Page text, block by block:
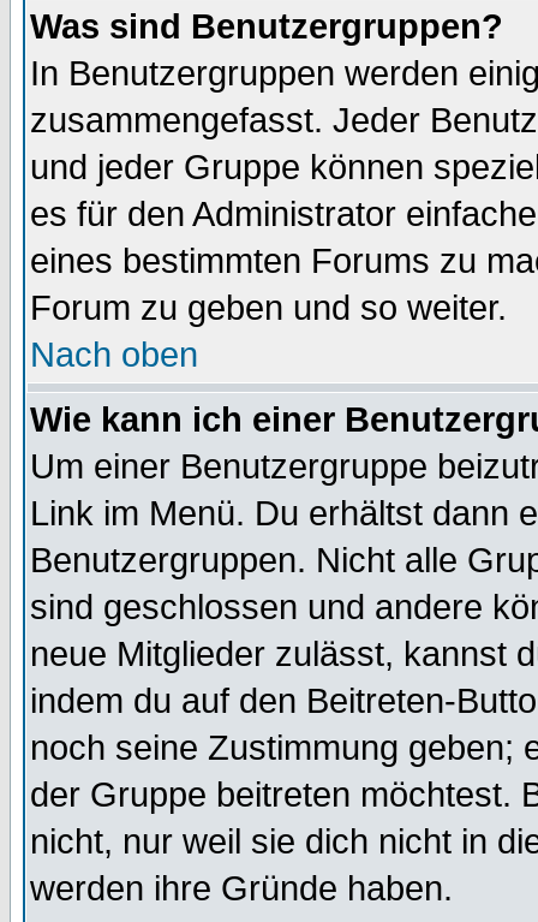
Was sind Benutzergruppen?
In Benutzergruppen werden
zusammengefasst. Jeder
und jeder Gruppe können
es für den Administrator
eines bestimmten Forums zu
Forum zu geben und so weiter.
Nach oben
Wie kann ich einer
Um einer Benutzergruppe
Link im Menü. Du erhältst dann
Benutzergruppen. Nicht alle
sind geschlossen und andere
neue Mitglieder zulässt, kannst
indem du auf den Beitreten-
noch seine Zustimmung geben;
der Gruppe beitreten möchtest.
nicht, nur weil sie dich nicht in
werden ihre Gründe haben.